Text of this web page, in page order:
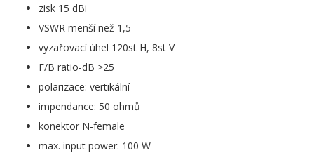
zisk 15 dBi
VSWR menší než 1,5
vyzařovací úhel 120st H, 8st V
F/B ratio-dB >25
polarizace: vertikální
impendance: 50 ohmů
konektor N-female
max. input power: 100 W